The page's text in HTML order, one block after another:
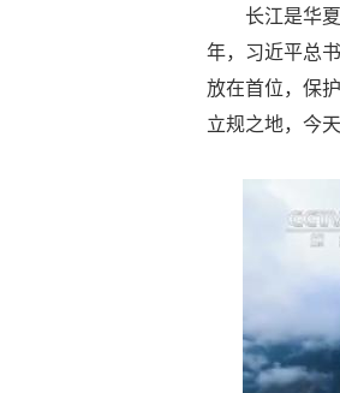
长江是华
年，习近平总
放在首位，保
立规之地，今